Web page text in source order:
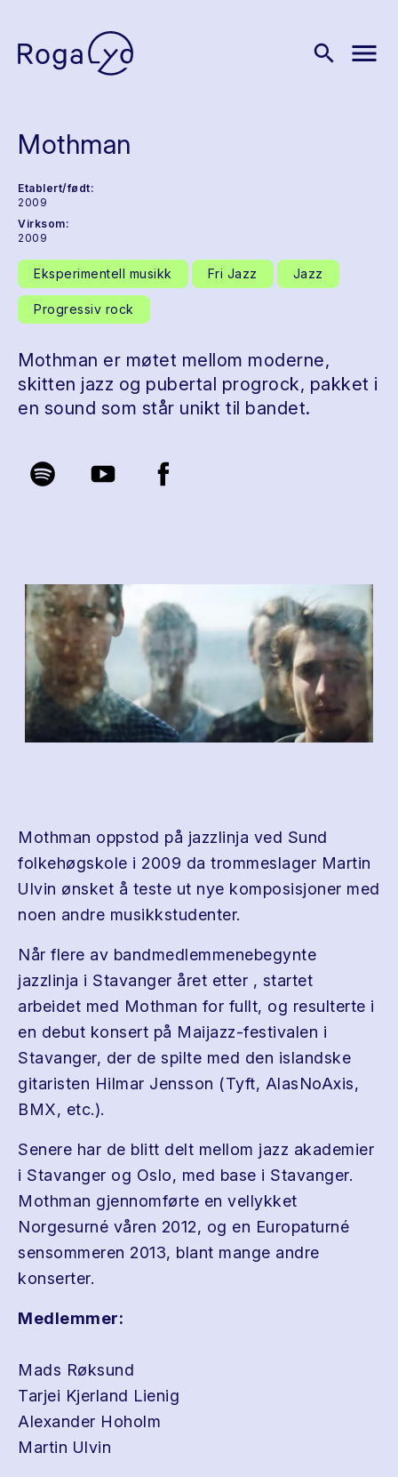
search menu
Mothman
Etablert/født:
2009
Virksom:
2009
Eksperimentell musikk Fri Jazz Jazz
Progressiv rock
Mothman er møtet mellom moderne,
skitten jazz og pubertal progrock, pakket i
en sound som står unikt til bandet.
Mothman oppstod på jazzlinja ved Sund
folkehøgskole i 2009 da trommeslager Martin
Ulvin ønsket å teste ut nye komposisjoner med
noen andre musikkstudenter.
Når flere av bandmedlemmenebegynte
jazzlinja i Stavanger året etter , startet
arbeidet med Mothman for fullt, og resulterte i
en debut konsert på Maijazz-festivalen i
Stavanger, der de spilte med den islandske
gitaristen Hilmar Jensson (Tyft, AlasNoAxis,
BMX, etc.).
Senere har de blitt delt mellom jazz akademier
i Stavanger og Oslo, med base i Stavanger.
Mothman gjennomførte en vellykket
Norgesurné våren 2012, og en Europaturné
sensommeren 2013, blant mange andre
konserter.
Medlemmer:
Mads Røksund
Tarjei Kjerland Lienig
Alexander Hoholm
Martin Ulvin